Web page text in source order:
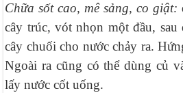
Chữa sốt cao, mê sảng, co giật:
cây trúc, vót nhọn một đầu, sau
cây chuối cho nước chảy ra.
Ngoài ra cũng có thể dùng củ
lấy nước cốt uống.